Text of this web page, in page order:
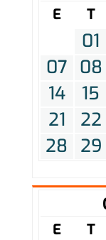
E T
01
07 08
14
15
21
22
28
29
E T